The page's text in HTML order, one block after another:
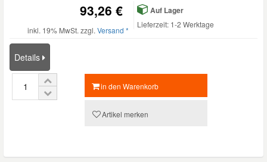
93,26 €
inkl. 19% MwSt. zzgl. Versand *
Auf Lager
Lieferzeit: 1-2 Werktage
Details
in den Warenkorb
Artikel merken